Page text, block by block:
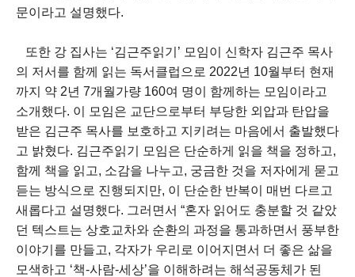
문이라고 설명했다.
또한 강 집사는 ‘김근주읽기’ 모임이 신학자 김근주 목사
의 저서를 함께 읽는 독서클럽으로 2022년 10월부터 현재
까지 약 2년 7개월가량 160여 명이 함께하는 모임이라고
소개했다. 이 모임은 교단으로부터 부당한 외압과 탄압을
받은 김근주 목사를 보호하고 지키려는 마음에서 출발했다
고 밝혔다. 김근주읽기 모임은 단순하게 읽을 책을 정하고,
함께 책을 읽고, 소감을 나누고, 궁금한 것을 저자에게 묻고
듣는 방식으로 진행되지만, 이 단순한 반복이 매번 다르고
새롭다고 설명했다. 그러면서 “혼자 읽어도 충분할 것 같았
던 텍스트는 상호교차와 순환의 과정을 통과하면서 풍부한
이야기를 만들고, 각자가 우리로 이어지면서 더 좋은 삶을
모색하고 ‘책-사람-세상’을 이해하려는 해석공동체가 된